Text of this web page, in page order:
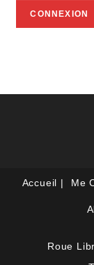
Accueil Me
Roue